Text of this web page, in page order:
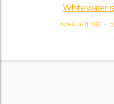
White water
2026年 07月 21日